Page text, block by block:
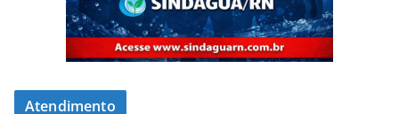
Atendimento